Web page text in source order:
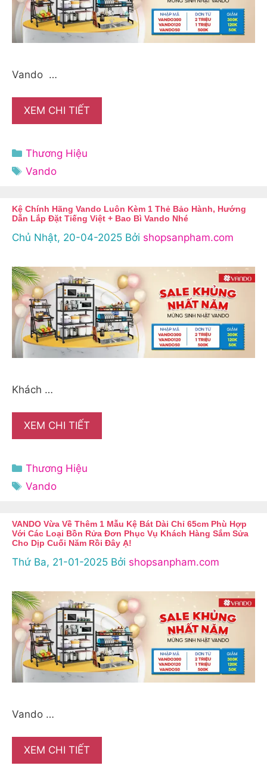
Vando …
XEM CHI TIẾT
Danh
mục
Thương Hiệu
Thẻ
Vando
Kệ Chính Hãng Vando Luôn Kèm 1 Thẻ Bảo Hành, Hướng
Dẫn Lắp Đặt Tiếng Việt + Bao Bì Vando Nhé
Chủ Nhật, 20-04-2025 Bởi shopsanpham.com
Khách …
XEM CHI TIẾT
Danh
mục
Thương Hiệu
Thẻ
Vando
VANDO Vừa Về Thêm 1 Mẫu Kệ Bát Dài Chỉ 65cm Phù Hợp
Với Các Loại Bồn Rửa Đơn Phục Vụ Khách Hàng Sắm Sửa
Cho Dịp Cuối Năm Rồi Đây Ạ!
Thứ Ba, 21-01-2025 Bởi shopsanpham.com
Vando …
XEM CHI TIẾT